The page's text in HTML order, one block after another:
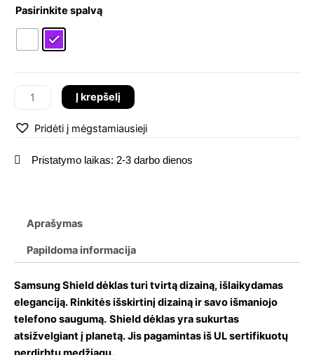
was:
€41.99.
Pasirinkite spalvą
kiekis:
Samsung
Galaxy
Plus
Shield
Į krepšelį
Pridėti į mėgstamiausieji
Pristatymo laikas: 2-3 darbo dienos
Aprašymas
Papildoma informacija
Samsung Shield dėklas turi tvirtą dizainą, išlaikydamas
eleganciją. Rinkitės išskirtinį dizainą ir savo išmaniojo
telefono saugumą. Shield dėklas yra sukurtas
atsižvelgiant į planetą. Jis pagamintas iš UL sertifikuotų